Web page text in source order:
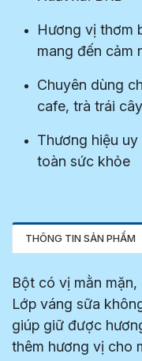
Hương vị thơm
mang đến cảm
Chuyên dùng
cafe, trà trái
Thương hiệu
toàn sức khỏe
THÔNG TIN SẢN PHẨM
Bột có vị mằn
Lớp váng sữa
giúp giữ được
thêm hương vị cho